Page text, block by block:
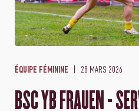
ÉQUIPE FÉMININE 28 MARS 2026
BSC YB FRAUEN -